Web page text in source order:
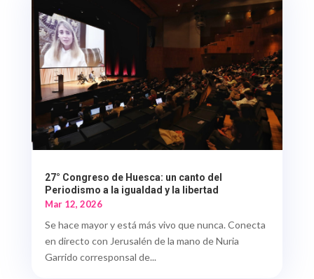
27° Congreso de Huesca: un canto del
Periodismo a la igualdad y la libertad
Mar 12, 2026
Se hace mayor y está más vivo que nunca. Conecta
en directo con Jerusalén de la mano de Nuria
Garrido corresponsal de...